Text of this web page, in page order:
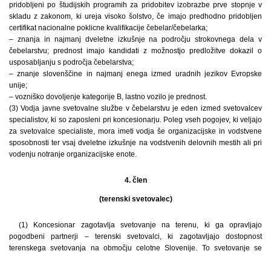
pridobljeni po študijskih programih za pridobitev izobrazbe prve stopnje v
skladu z zakonom, ki ureja visoko šolstvo, če imajo predhodno pridobljen
certifikat nacionalne poklicne kvalifikacije čebelar/čebelarka;
– znanja in najmanj dveletne izkušnje na področju strokovnega dela v
čebelarstvu; prednost imajo kandidati z možnostjo predložitve dokazil o
usposabljanju s področja čebelarstva;
– znanje slovenščine in najmanj enega izmed uradnih jezikov Evropske
unije;
– vozniško dovoljenje kategorije B, lastno vozilo je prednost.
(3) Vodja javne svetovalne službe v čebelarstvu je eden izmed svetovalcev
specialistov, ki so zaposleni pri koncesionarju. Poleg vseh pogojev, ki veljajo
za svetovalce specialiste, mora imeti vodja še organizacijske in vodstvene
sposobnosti ter vsaj dveletne izkušnje na vodstvenih delovnih mestih ali pri
vodenju notranje organizacijske enote.
4. člen
(terenski svetovalec)
(1) Koncesionar zagotavlja svetovanje na terenu, ki ga opravljajo
pogodbeni partnerji – terenski svetovalci, ki zagotavljajo dostopnost
terenskega svetovanja na območju celotne Slovenije. To svetovanje se